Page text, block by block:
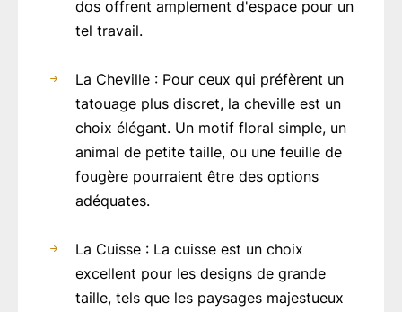
dos offrent amplement d'espace pour un
tel travail.
La Cheville : Pour ceux qui préfèrent un
tatouage plus discret, la cheville est un
choix élégant. Un motif floral simple, un
animal de petite taille, ou une feuille de
fougère pourraient être des options
adéquates.
La Cuisse : La cuisse est un choix
excellent pour les designs de grande
taille, tels que les paysages majestueux